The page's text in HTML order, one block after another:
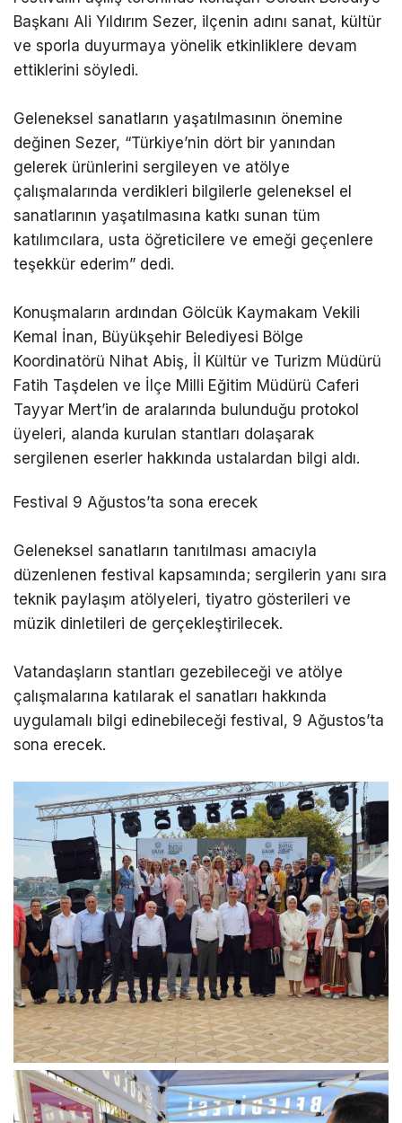
Başkanı Ali Yıldırım Sezer, ilçenin adını sanat, kültür
ve sporla duyurmaya yönelik etkinliklere devam
ettiklerini söyledi.
Geleneksel sanatların yaşatılmasının önemine
değinen Sezer, “Türkiye’nin dört bir yanından
gelerek ürünlerini sergileyen ve atölye
çalışmalarında verdikleri bilgilerle geleneksel el
sanatlarının yaşatılmasına katkı sunan tüm
katılımcılara, usta öğreticilere ve emeği geçenlere
teşekkür ederim” dedi.
Konuşmaların ardından Gölcük Kaymakam Vekili
Kemal İnan, Büyükşehir Belediyesi Bölge
Koordinatörü Nihat Abiş, İl Kültür ve Turizm Müdürü
Fatih Taşdelen ve İlçe Milli Eğitim Müdürü Caferi
Tayyar Mert’in de aralarında bulunduğu protokol
üyeleri, alanda kurulan stantları dolaşarak
sergilenen eserler hakkında ustalardan bilgi aldı.
Festival 9 Ağustos’ta sona erecek
Geleneksel sanatların tanıtılması amacıyla
düzenlenen festival kapsamında; sergilerin yanı sıra
teknik paylaşım atölyeleri, tiyatro gösterileri ve
müzik dinletileri de gerçekleştirilecek.
Vatandaşların stantları gezebileceği ve atölye
çalışmalarına katılarak el sanatları hakkında
uygulamalı bilgi edinebileceği festival, 9 Ağustos’ta
sona erecek.